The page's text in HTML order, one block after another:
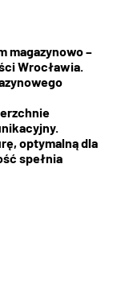
magazynowo –
Wrocławia.
optymalną dla
spełnia